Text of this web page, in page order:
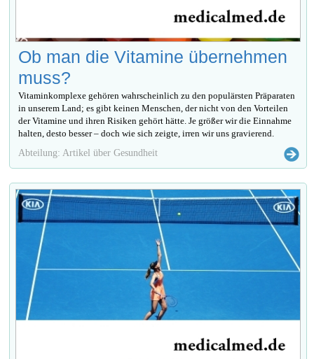
Ob man die Vitamine übernehmen
muss?
Vitaminkomplexe gehören wahrscheinlich zu den populärsten Präparaten
in unserem Land; es gibt keinen Menschen, der nicht von den Vorteilen
der Vitamine und ihren Risiken gehört hätte. Je größer wir die Einnahme
halten, desto besser – doch wie sich zeigte, irren wir uns gravierend.
Abteilung: Artikel über Gesundheit